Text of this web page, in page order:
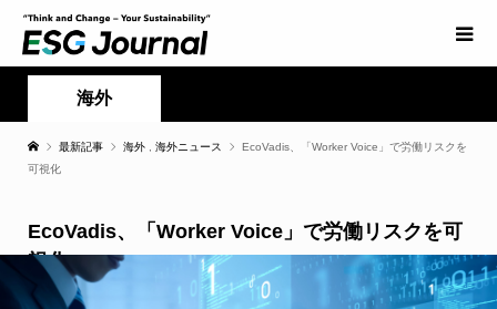
海外
最新記事 海外 海外ニュース
EcoVadis、「Worker Voice」で労働リスクを
可視化
EcoVadis、「Worker Voice」で労働リスクを可
視化